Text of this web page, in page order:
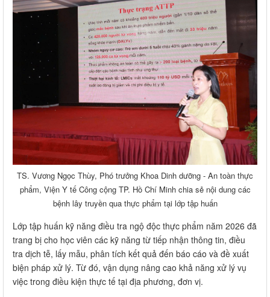
TS. Vương Ngọc Thùy, Phó trưởng Khoa Dinh dưỡng - An toàn thực
phẩm, Viện Y tế Công cộng TP. Hồ Chí Minh chia sẻ nội dung các
bệnh lây truyền qua thực phẩm tại lớp tập huấn
Lớp tập huấn kỹ năng điều tra ngộ độc thực phẩm năm 2026 đã
trang bị cho học viên các kỹ năng từ tiếp nhận thông tin, điều
tra dịch tễ, lấy mẫu, phân tích kết quả đến báo cáo và đề xuất
biện pháp xử lý. Từ đó, vận dụng nâng cao khả năng xử lý vụ
việc trong điều kiện thực tế tại địa phương, đơn vị.